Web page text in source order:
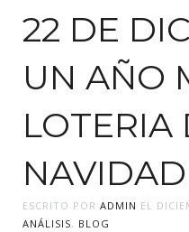
22 DE
UN AÑO
LOTERIA
NAVIDAD
ESCRITO POR ADMIN EL
ANÁLISIS, BLOG